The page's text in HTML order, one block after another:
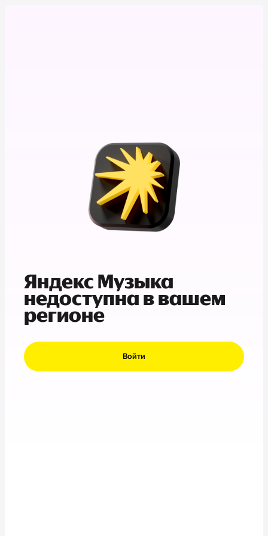
Яндекс Музыка
недоступна в вашем
регионе
Войти